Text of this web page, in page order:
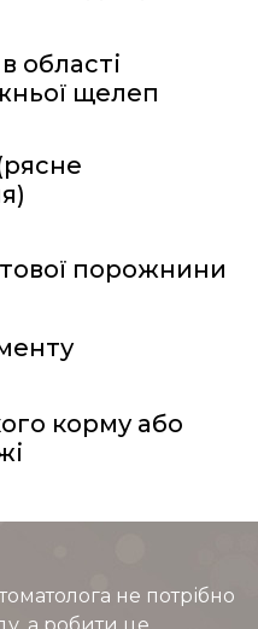
області
щелеп
порожнини
корму або
не потрібно
а робити це